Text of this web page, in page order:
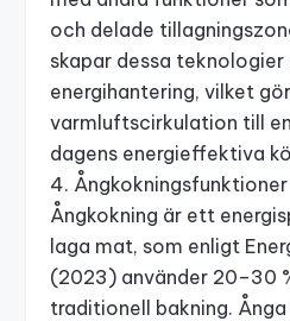
och delade
skapar dessa
energihantering, vilket gör
varmluftscirkulation till
dagens energieffektiva
4. Ångkokningsfunktioner
Ångkokning är ett
laga mat, som enligt
(2023) använder 20–30
traditionell bakning.